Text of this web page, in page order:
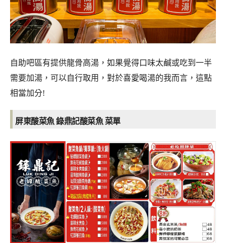
自助吧區有提供龍骨高湯，如果覺得口味太鹹或吃到一半
需要加湯，可以自行取用，對於喜愛喝湯的我而言，這點
相當加分!
屏東酸菜魚 錄鼎記酸菜魚 菜單